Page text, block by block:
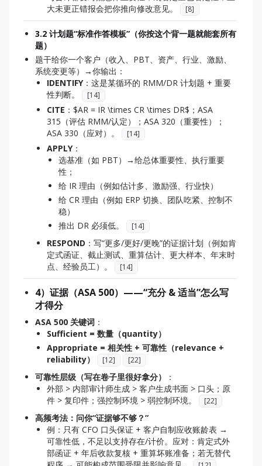
大未更正错报会把你推向修改意见。
[8]
3.2 计划题“标准作答模板”（你按这个背一题就能套所有
题）
题干给你一个客户（收入、PBT、资产、行业、激励、
系统变更等）→你输出：
IDENTIFY：这是某循环的 RMM/DR 计划题 + 重要
性判断。
[14]
CITE ：$AR = IR \times CR \times DR$；ASA
315（评估 RMM/认定）；ASA 320（重要性）；
ASA 330（应对）。
[14]
APPLY：
选基准（如 PBT）→给总体重要性、执行重要
性；
给 IR 理由（例如估计多、激励强、行业快）
给 CR 理由（例如 ERP 切换、团队吃紧、控制不
稳）
推出 DR 必须低。
[14]
RESPOND ：写“更多/更好/更晚”的证据计划（例如肯
定式函证、截止测试、重算估计、更大样本、年末时
点、经验员工）。
[14]
4）证据（ASA 500）——“充分 & 适当”怎么写
才得分
ASA 500 关键词 ：
Sufficient = 数量（quantity）
Appropriate = 相关性 + 可靠性（relevance +
reliability）
[12] [22]
可靠性层级（写在卷子里很好拿分）
：
外部 > 内部审计师生成 > 客户生成书面 > 口头；原
件 > 复印件；强控制环境 > 弱控制环境。
[22]
高频考法：问你“证据够不够？”
例：只有 CFO 口头保证 + 客户自制应收账龄表 →
可靠性低，不足以支持存在/计价。应对：肯定式外
部函证 + 年后收款复核 + 重算坏账准备；若无替代